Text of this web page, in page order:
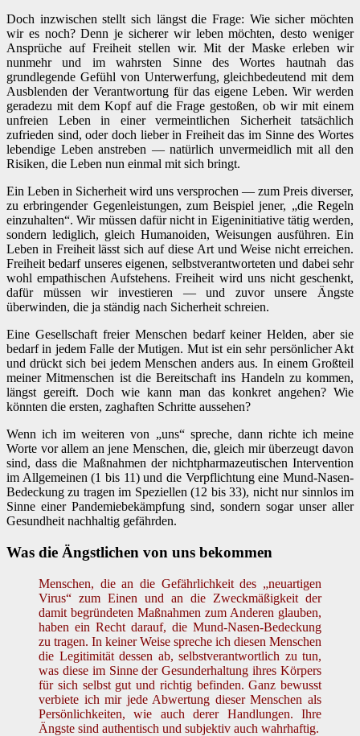
Doch inzwischen stellt sich längst die Frage: Wie sicher möchten
wir es noch? Denn je sicherer wir leben möchten, desto weniger
Ansprüche auf Freiheit stellen wir. Mit der Maske erleben wir
nunmehr und im wahrsten Sinne des Wortes hautnah das
grundlegende Gefühl von Unterwerfung, gleichbedeutend mit dem
Ausblenden der Verantwortung für das eigene Leben. Wir werden
geradezu mit dem Kopf auf die Frage gestoßen, ob wir mit einem
unfreien Leben in einer vermeintlichen Sicherheit tatsächlich
zufrieden sind, oder doch lieber in Freiheit das im Sinne des Wortes
lebendige Leben anstreben — natürlich unvermeidlich mit all den
Risiken, die Leben nun einmal mit sich bringt.
Ein Leben in Sicherheit wird uns versprochen — zum Preis diverser,
zu erbringender Gegenleistungen, zum Beispiel jener, „die Regeln
einzuhalten“. Wir müssen dafür nicht in Eigeninitiative tätig werden,
sondern lediglich, gleich Humanoiden, Weisungen ausführen. Ein
Leben in Freiheit lässt sich auf diese Art und Weise nicht erreichen.
Freiheit bedarf unseres eigenen, selbstverantworteten und dabei sehr
wohl empathischen Aufstehens. Freiheit wird uns nicht geschenkt,
dafür müssen wir investieren — und zuvor unsere Ängste
überwinden, die ja ständig nach Sicherheit schreien.
Eine Gesellschaft freier Menschen bedarf keiner Helden, aber sie
bedarf in jedem Falle der Mutigen. Mut ist ein sehr persönlicher Akt
und drückt sich bei jedem Menschen anders aus. In einem Großteil
meiner Mitmenschen ist die Bereitschaft ins Handeln zu kommen,
längst gereift. Doch wie kann man das konkret angehen? Wie
könnten die ersten, zaghaften Schritte aussehen?
Wenn ich im weiteren von „uns“ spreche, dann richte ich meine
Worte vor allem an jene Menschen, die, gleich mir überzeugt davon
sind, dass die Maßnahmen der nichtpharmazeutischen Intervention
im Allgemeinen (1 bis 11) und die Verpflichtung eine Mund-Nasen-
Bedeckung zu tragen im Speziellen (12 bis 33), nicht nur sinnlos im
Sinne einer Pandemiebekämpfung sind, sondern sogar unser aller
Gesundheit nachhaltig gefährden.
Was die Ängstlichen von uns bekommen
Menschen, die an die Gefährlichkeit des „neuartigen
Virus“ zum Einen und an die Zweckmäßigkeit der
damit begründeten Maßnahmen zum Anderen glauben,
haben ein Recht darauf, die Mund-Nasen-Bedeckung
zu tragen. In keiner Weise spreche ich diesen Menschen
die Legitimität dessen ab, selbstverantwortlich zu tun,
was diese im Sinne der Gesunderhaltung ihres Körpers
für sich selbst gut und richtig befinden. Ganz bewusst
verbiete ich mir jede Abwertung dieser Menschen als
Persönlichkeiten, wie auch derer Handlungen. Ihre
Ängste sind authentisch und subjektiv auch wahrhaftig.